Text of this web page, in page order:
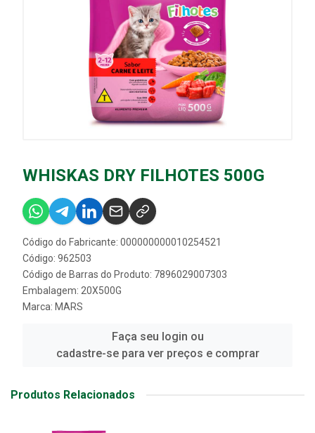
WHISKAS DRY FILHOTES 500G
Código do Fabricante: 000000000010254521
Código: 962503
Código de Barras do Produto: 7896029007303
Embalagem: 20X500G
Marca: MARS
Faça seu login ou
cadastre-se para ver preços e comprar
Produtos Relacionados